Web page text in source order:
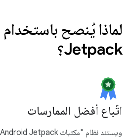
Jetpack؟
اتّباع أفضل الممارسات